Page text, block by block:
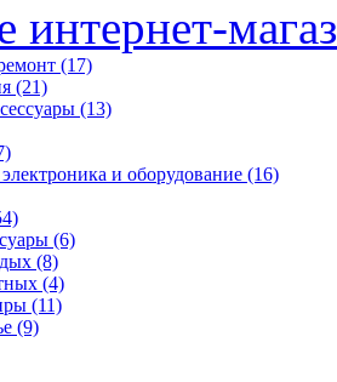
интернет-
(17)
(21)
(13)
и оборудование (16)
(6)
(8)
(4)
(11)
(9)